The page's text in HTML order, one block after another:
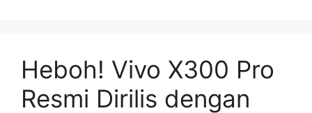
Heboh! Vivo X300 Pro
Resmi Dirilis dengan